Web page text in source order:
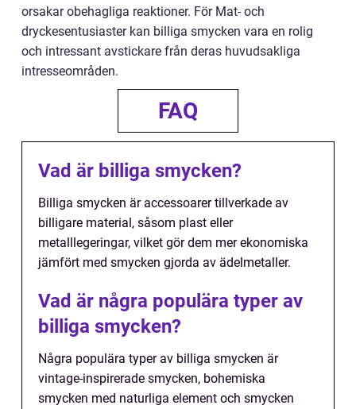
orsakar obehagliga reaktioner. För Mat- och
dryckesentusiaster kan billiga smycken vara en rolig
och intressant avstickare från deras huvudsakliga
intresseområden.
FAQ
Vad är billiga smycken?
Billiga smycken är accessoarer tillverkade av
billigare material, såsom plast eller
metalllegeringar, vilket gör dem mer ekonomiska
jämfört med smycken gjorda av ädelmetaller.
Vad är några populära typer av
billiga smycken?
Några populära typer av billiga smycken är
vintage-inspirerade smycken, bohemiska
smycken med naturliga element och smycken